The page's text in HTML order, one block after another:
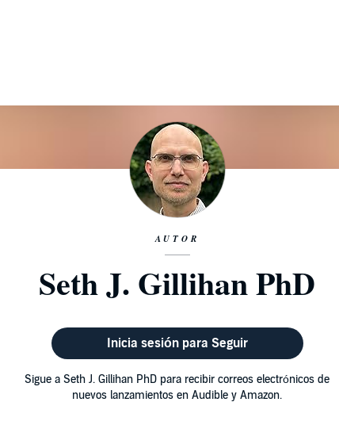
AUTOR
Seth J. Gillihan PhD
Inicia sesión para Seguir
Sigue a Seth J. Gillihan PhD para recibir correos electrónicos de
nuevos lanzamientos en Audible y Amazon.